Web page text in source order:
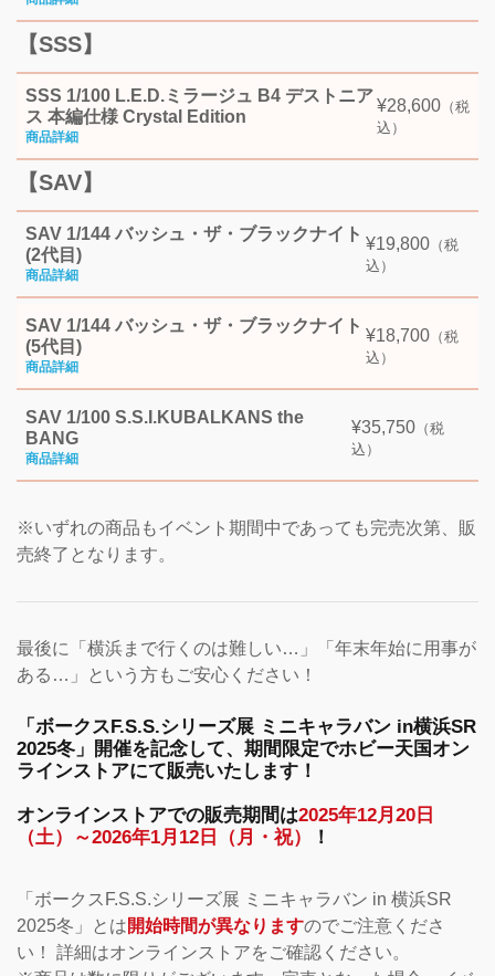
【SSS】
SSS 1/100 L.E.D.ミラージュ B4 デストニア
ス 本編仕様 Crystal Edition
¥28,600 （税
込）
【SAV】
SAV 1/144 バッシュ・ザ・ブラックナイト
(2代目)
¥19,800（税
込）
SAV 1/144 バッシュ・ザ・ブラックナイト
(5代目)
¥18,700（税
込）
SAV 1/100 S.S.I.KUBALKANS the
BANG
¥35,750 （税
込）
※いずれの商品もイベント期間中であっても完売次第、販
売終了となります。
最後に「横浜まで行くのは難しい…」「年末年始に用事が
ある…」という方もご安心ください！
「ボークスF.S.S.シリーズ展 ミニキャラバン in横浜SR
2025冬」開催を記念して、期間限定でホビー天国オン
ラインストアにて販売いたします！
オンラインストアでの販売期間は2025年12月20日
（土）～2026年1月12日（月・祝）
！
「ボークスF.S.S.シリーズ展 ミニキャラバン in 横浜SR
2025冬」とは開始時間が異なりますのでご注意くださ
い！ 詳細はオンラインストアをご確認ください。